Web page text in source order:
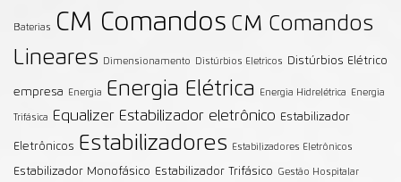
Baterias CM Comandos CM Comandos
Lineares
Dimensionamento Distúrbios Eletricos Distúrbios Elétrico
empresa Energia Energia Elétrica Energia Hidrelétrica Energia
Trifásica Equalizer Estabilizador eletrônico Estabilizador
Eletrônicos Estabilizadores Estabilizadores Eletrônicos
Estabilizador Monofásico Estabilizador Trifásico Gestão Hospitalar